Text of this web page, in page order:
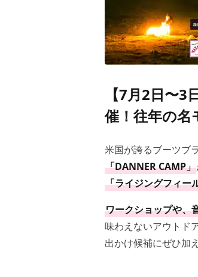
【7月2日〜
催！往年の名
米国が誇るブーツブ
「DANNER CAMP」
「ライジングフィー
ワークショップや、
味わえないアウトド
出かけ候補にぜひ加